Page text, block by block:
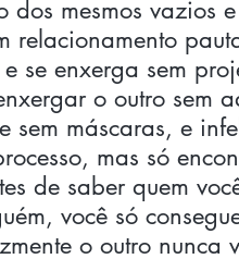
mesmos vazios
relacionamento
se enxerga sem
o outro sem
sem máscaras, e
mas só
de saber quem
você só
o outro nunca